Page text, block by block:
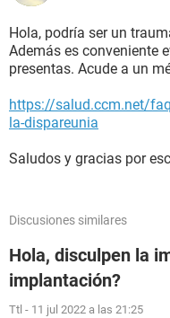
Hola, podría ser un
Además es conveniente
presentas. Acude a un
https://salud.ccm.net/
la-dispareunia
Saludos y gracias por
Discusiones similares
Hola, disculpen la
implantación?
Ttl - 11 jul 2022 a las 21:25